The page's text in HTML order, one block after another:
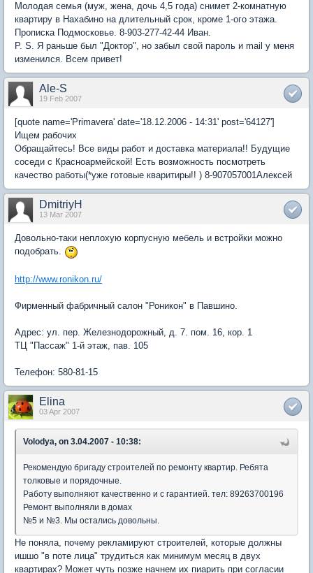
Молодая семья (муж, жена, дочь 4,5 года) снимет 2-комнатную
квартиру в Нахабино на длительный срок, кроме 1-ого этажа.
Прописка Подмосковье. 8-903-277-42-44 Иван.
P. S. Я раньше был "Доктор", но забыл свой пароль и mail у меня
изменился. Всем привет!
Ale-S
19 Feb 2007
[quote name='Primavera' date='18.12.2006 - 14:31' post='64127']
Ищем рабочих
Обращайтесь! Все виды работ и доставка материала!! Будущие
соседи с Красноармейской! Есть возможность посмотреть
качество работы(*уже готовые кваритиры!! ) 8-907057001Алексей
DmitriyH
13 Mar 2007
Довольно-таки неплохую корпусную мебель и встройки можно
подобрать.
http://www.ronikon.ru/
Фирменный фабричный салон "Роникон" в Павшино.
Адрес: ул. пер. Железнодорожный, д. 7. пом. 16, кор. 1
ТЦ "Пассаж" 1-й этаж, пав. 105
Телефон: 580-81-15
Elina
03 Apr 2007
Volodya, on 3.04.2007 - 10:38:
Рекомендую бригаду строителей по ремонту квартир. Ребята
толковые и порядочные.
Работу выполняют качественно и с гарантией. тел: 89263700196
Ремонт выполняли в домах
№5 и №3. Мы остались довольны.
Не поняла, почему рекламируют строителей, которые должны
ишшо "в поте лица" трудиться как минимум месяц в двух
квартирах? Может чуть позже начнем их пиарить при согласии